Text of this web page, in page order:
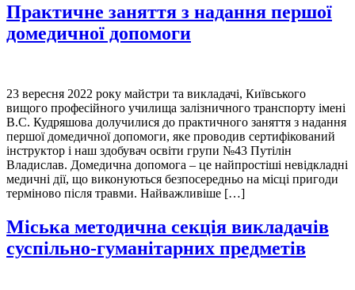
Практичне заняття з надання першої
домедичної допомоги
23 вересня 2022 року майстри та викладачі, Київського
вищого професійного училища залізничного транспорту імені
В.С. Кудряшова долучилися до практичного заняття з надання
першої домедичної допомоги, яке проводив сертифікований
інструктор і наш здобувач освіти групи №43 Путілін
Владислав. Домедична допомога – це найпростіші невідкладні
медичні дії, що виконуються безпосередньо на місці пригоди
терміново після травми. Найважливіше […]
Міська методична секція викладачів
суспільно-гуманітарних предметів